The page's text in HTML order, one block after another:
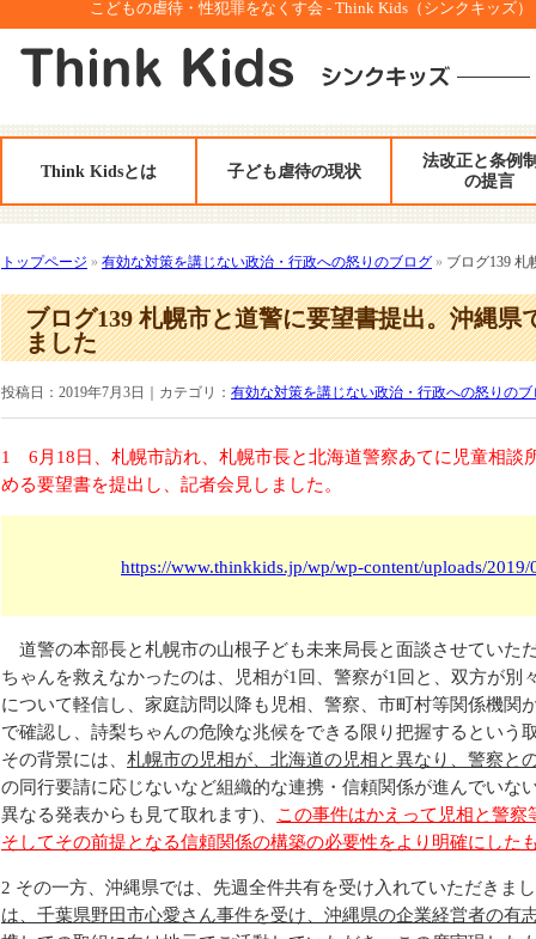
こどもの虐待・性犯罪をなくす会 - Think Kids（シンクキッズ）
Think Kidsとは 子ども虐待の現状
法改正と条例
の提言
トップページ » 有効な対策を講じない政治・行政への怒りのブログ » ブログ139
ブログ139 札幌市と道警に要望書提出。沖縄県
ました
投稿日：2019年7月3日｜カテゴリ： 有効な対策を講じない政治・行政への怒りのブ
1 6月18日、札幌市訪れ、札幌市長と北海道警察あてに児童相談
める要望書を提出し、記者会見しました。
https://www.thinkkids.jp/wp/wp-content/uploads/
道警の本部長と札幌市の山根子ども未来局長と面談させていた
ちゃんを救えなかったのは、児相が1回、警察が1回と、双方が別
について軽信し、家庭訪問以降も児相、警察、市町村等関係機関
で確認し、詩梨ちゃんの危険な兆候をできる限り把握するという
その背景には、 札幌市の児相が、北海道の児相と異なり、警察と
の同行要請に応じないなど組織的な連携・信頼関係が進んでいな
異なる発表からも見て取れます)、
この事件はかえって児相と警
そしてその前提となる信頼関係の構築の必要性をより明確にした
2 その一方、沖縄県では、先週全件共有を受け入れていただきま
は、千葉県野田市心愛さん事件を受け、沖縄県の企業経営者の有